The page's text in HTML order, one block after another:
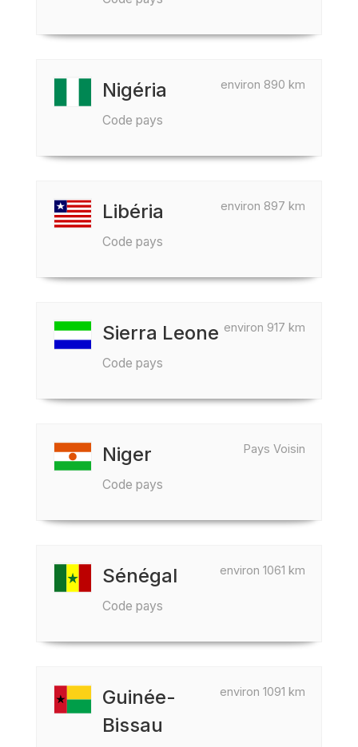
environ 890 km
Nigéria
Code pays
environ 897 km
Libéria
Code pays
environ 917 km
Sierra Leone
Code pays
Pays Voisin
Niger
Code pays
environ 1061 km
Sénégal
Code pays
environ 1091 km
Guinée-
Bissau